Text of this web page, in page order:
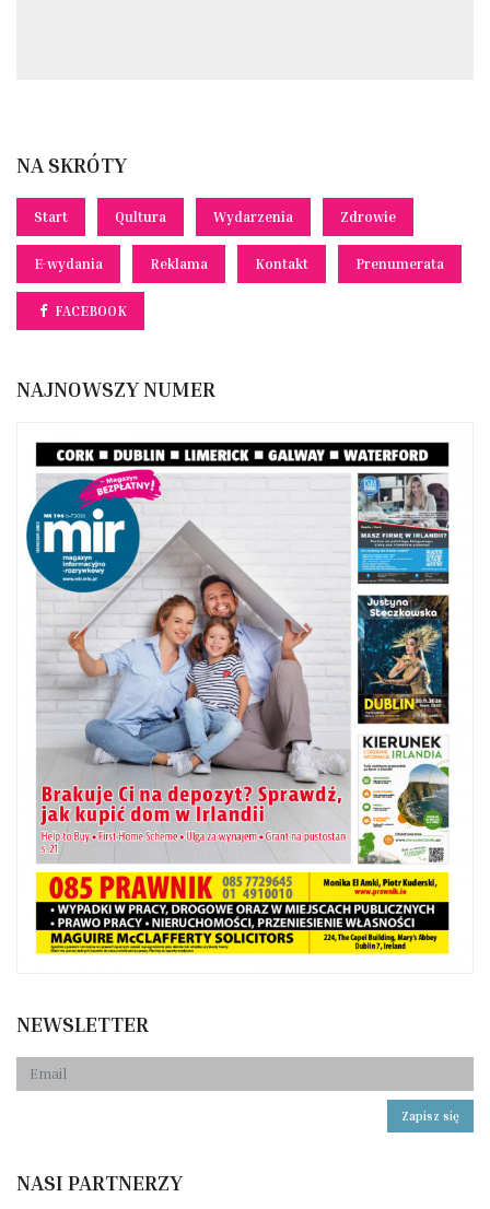
NA SKRÓTY
Start Qultura Wydarzenia Zdrowie
E-wydania Reklama Kontakt Prenumerata
FACEBOOK
NAJNOWSZY NUMER
NEWSLETTER
Zapisz się
NASI PARTNERZY